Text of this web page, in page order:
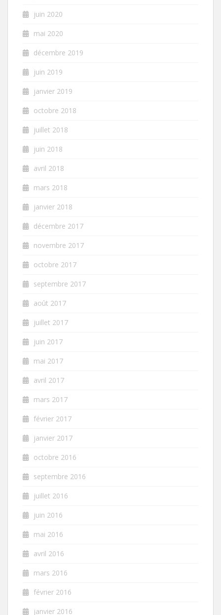
juin 2020
mai 2020
décembre 2019
juin 2019
janvier 2019
octobre 2018
juillet 2018
juin 2018
avril 2018
mars 2018
janvier 2018
décembre 2017
novembre 2017
octobre 2017
septembre 2017
août 2017
juillet 2017
juin 2017
mai 2017
avril 2017
mars 2017
février 2017
janvier 2017
octobre 2016
septembre 2016
juillet 2016
juin 2016
mai 2016
avril 2016
mars 2016
février 2016
janvier 2016